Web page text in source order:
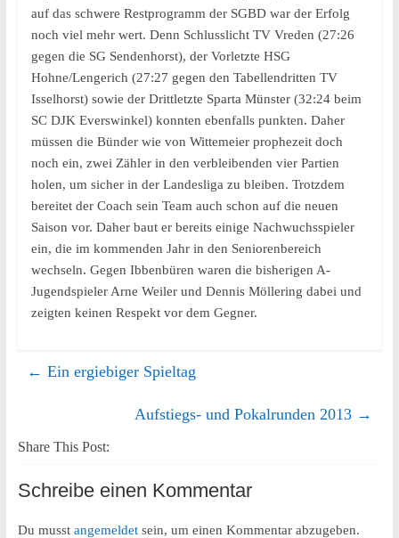
auf das schwere Restprogramm der SGBD war der Erfolg
noch viel mehr wert. Denn Schlusslicht TV Vreden (27:26
gegen die SG Sendenhorst), der Vorletzte HSG
Hohne/Lengerich (27:27 gegen den Tabellendritten TV
Isselhorst) sowie der Drittletzte Sparta Münster (32:24 beim
SC DJK Everswinkel) konnten ebenfalls punkten. Daher
müssen die Bünder wie von Wittemeier prophezeit doch
noch ein, zwei Zähler in den verbleibenden vier Partien
holen, um sicher in der Landesliga zu bleiben. Trotzdem
bereitet der Coach sein Team auch schon auf die neuen
Saison vor. Daher baut er bereits einige Nachwuchsspieler
ein, die im kommenden Jahr in den Seniorenbereich
wechseln. Gegen Ibbenbüren waren die bisherigen A-
Jugendspieler Arne Weiler und Dennis Möllering dabei und
zeigten keinen Respekt vor dem Gegner.
← Ein ergiebiger Spieltag
Aufstiegs- und Pokalrunden 2013 →
Share This Post:
Schreibe einen Kommentar
Du musst angemeldetsein, um einen Kommentar abzugeben.